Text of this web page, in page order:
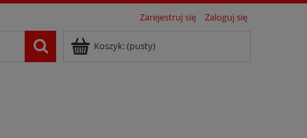
Zarejestruj się Zaloguj się
Koszyk:(pusty)